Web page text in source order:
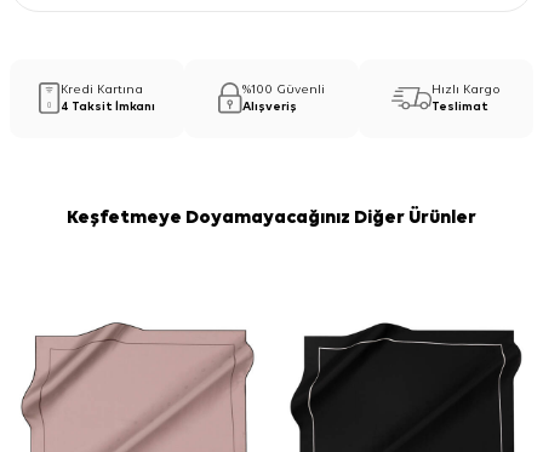
Kredi Kartına
4 Taksit İmkanı
%100 Güvenli
Alışveriş
Hızlı Kargo
Teslimat
Keşfetmeye Doyamayacağınız Diğer Ürünler